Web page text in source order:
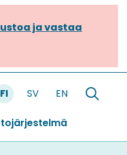
ja vastaa
FI SV EN
Hae